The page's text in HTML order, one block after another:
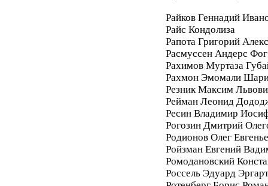
Райков Геннадий
Райс Кондолиза
Рапота Григорий
Расмуссен Андерс Фог
Рахимов Муртаза
Рахмон Эмомали
Резник Максим
Рейман Леонид
Ресин Владимир
Рогозин Дмитрий
Родионов Олег
Ройзман Евгений
Ромодановский
Россель Эдуард